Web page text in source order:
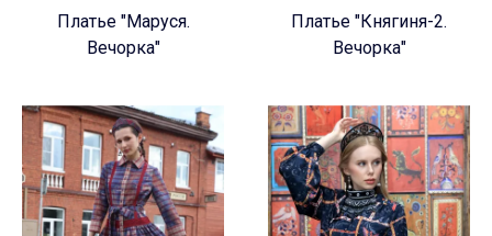
Платье "Маруся.
Вечорка"
Платье "Княгиня-2.
Вечорка"